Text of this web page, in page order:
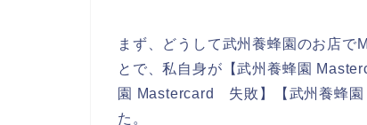
まず、どうして武州養蜂園のお店で
とで、私自身が【武州養蜂園
園 Mastercard 失敗】【武州養蜂
た。